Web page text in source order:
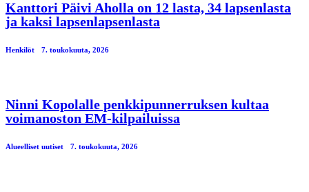
Kanttori Päivi Aholla on 12 lasta, 34 lapsenlasta
ja kaksi lapsenlapsenlasta
Henkilöt 7. toukokuuta, 2026
Ninni Kopolalle penkkipunnerruksen kultaa
voimanoston EM-kilpailuissa
Alueelliset uutiset 7. toukokuuta, 2026